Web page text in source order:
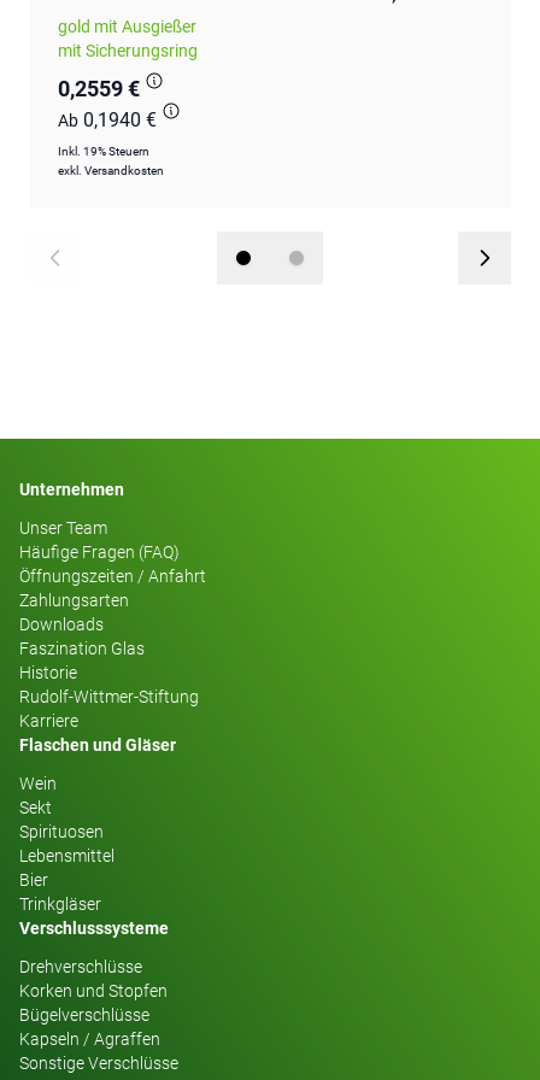
gold mit Ausgießer
mit Sicherungsring
0,2559 €
Ab 0,1940 €
Inkl. 19% Steuern
exkl. Versandkosten
Unternehmen
Unser Team
Häufige Fragen (FAQ)
Öffnungszeiten / Anfahrt
Zahlungsarten
Downloads
Faszination Glas
Historie
Rudolf-Wittmer-Stiftung
Karriere
Flaschen und Gläser
Wein
Sekt
Spirituosen
Lebensmittel
Bier
Trinkgläser
Verschlusssysteme
Drehverschlüsse
Korken und Stopfen
Bügelverschlüsse
Kapseln / Agraffen
Sonstige Verschlüsse